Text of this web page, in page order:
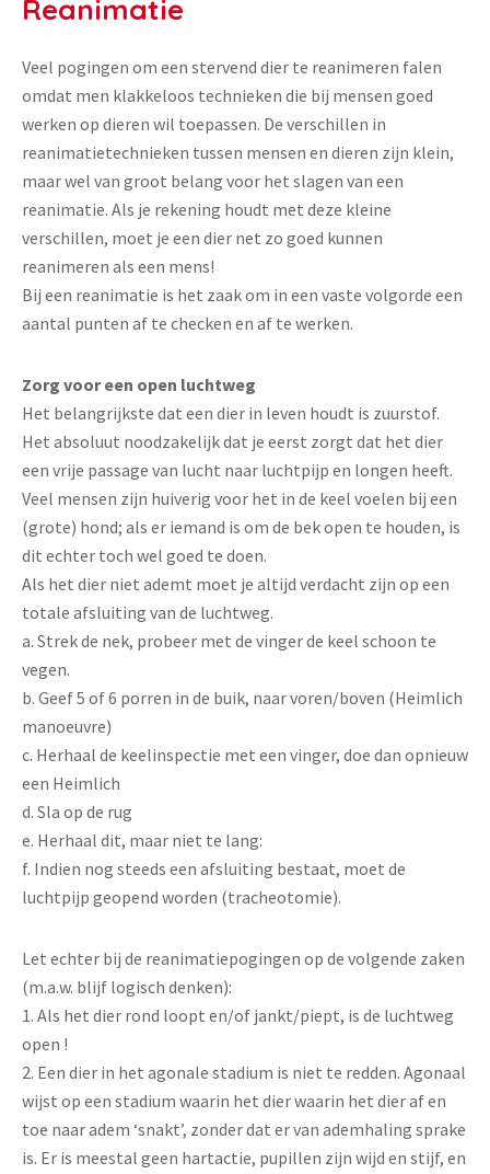
Reanimatie
Veel pogingen om een stervend dier te reanimeren falen
omdat men klakkeloos technieken die bij mensen goed
werken op dieren wil toepassen. De verschillen in
reanimatietechnieken tussen mensen en dieren zijn klein,
maar wel van groot belang voor het slagen van een
reanimatie. Als je rekening houdt met deze kleine
verschillen, moet je een dier net zo goed kunnen
reanimeren als een mens!
Bij een reanimatie is het zaak om in een vaste volgorde een
aantal punten af te checken en af te werken.
Zorg voor een open luchtweg
Het belangrijkste dat een dier in leven houdt is zuurstof.
Het absoluut noodzakelijk dat je eerst zorgt dat het dier
een vrije passage van lucht naar luchtpijp en longen heeft.
Veel mensen zijn huiverig voor het in de keel voelen bij een
(grote) hond; als er iemand is om de bek open te houden, is
dit echter toch wel goed te doen.
Als het dier niet ademt moet je altijd verdacht zijn op een
totale afsluiting van de luchtweg.
a. Strek de nek, probeer met de vinger de keel schoon te
vegen.
b. Geef 5 of 6 porren in de buik, naar voren/boven (Heimlich
manoeuvre)
c. Herhaal de keelinspectie met een vinger, doe dan opnieuw
een Heimlich
d. Sla op de rug
e. Herhaal dit, maar niet te lang:
f. Indien nog steeds een afsluiting bestaat, moet de
luchtpijp geopend worden (tracheotomie).
Let echter bij de reanimatiepogingen op de volgende zaken
(m.a.w. blijf logisch denken):
1. Als het dier rond loopt en/of jankt/piept, is de luchtweg
open !
2. Een dier in het agonale stadium is niet te redden. Agonaal
wijst op een stadium waarin het dier waarin het dier af en
toe naar adem ‘snakt’, zonder dat er van ademhaling sprake
is. Er is meestal geen hartactie, pupillen zijn wijd en stijf, en